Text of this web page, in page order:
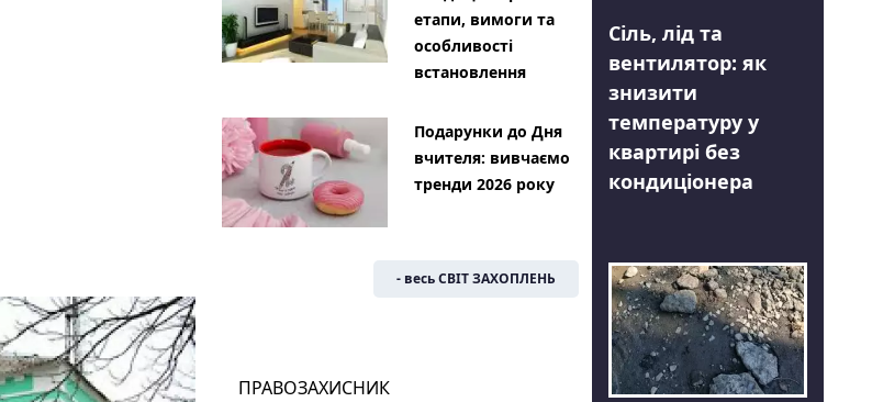
етапи, вимоги та
особливості
встановлення
Подарунки до Дня
вчителя: вивчаємо
тренди 2026 року
- весь СВІТ ЗАХОПЛЕНЬ
ПРАВОЗАХИСНИК
Сіль, лід та
вентилятор: як
знизити
температуру у
квартирі без
кондиціонера